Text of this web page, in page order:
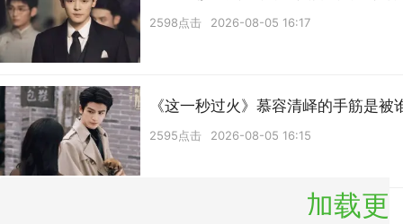
2598点击 2026-08-05 16:17
《这一秒过火》慕容清峄的手筋是被
2595点击 2026-08-05 16:15
加载更